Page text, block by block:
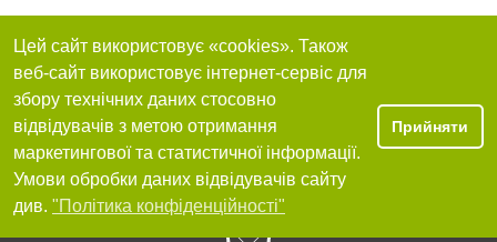
Цей сайт використовує «cookies». Також
веб-сайт використовує інтернет-сервіс для
збору технічних даних стосовно
відвідувачів з метою отримання
маркетингової та статистичної інформації.
Умови обробки даних відвідувачів сайту
див. "Політика конфіденційності"
Прийняти